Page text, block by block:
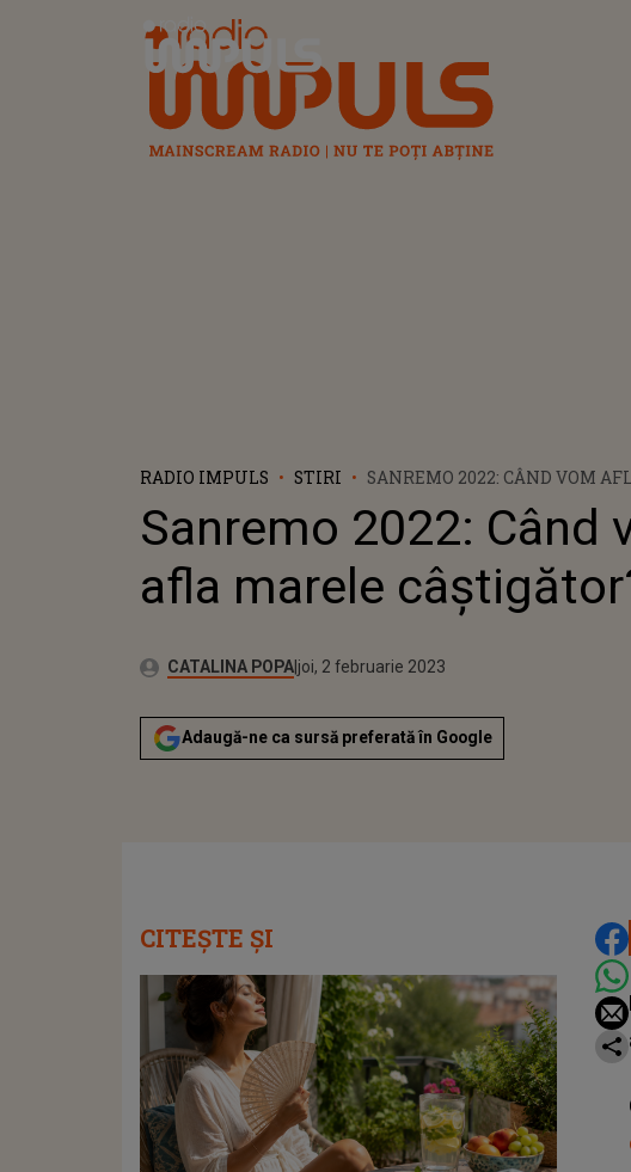
Radio Impuls
RADIO IMPULS STIRI
SANREMO 2022: CÂND VOM
Sanremo 2022: Când
afla marele
Autor:CATALINA POPAPublicat:
miercuri, 2 februarie 2022
Actualizat:
joi, 2 februarie 2023
Adaugă-ne ca sursă preferată în Google
CITEȘTE ȘI